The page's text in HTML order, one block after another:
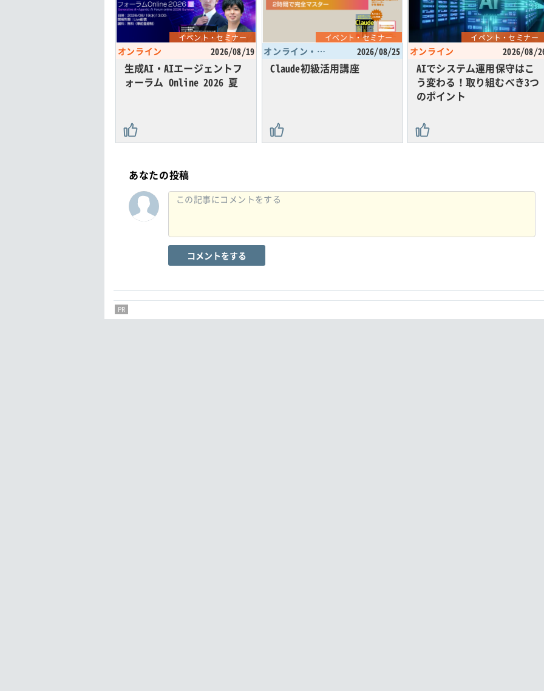
イベント・セミナー
オンライン 2026/08/19
生成AI・AIエージェントフ
ォーラム Online 2026 夏
イベント・セミナー
オンライン・東京都 2026/08/25
Claude初級活用講座
イベント・セミナー
オンライン 2026/08/
AIでシステム運用保守はこ
う変わる！取り組むべき3つ
のポイント
あなたの投稿
コメントをする
PR
PR
PR